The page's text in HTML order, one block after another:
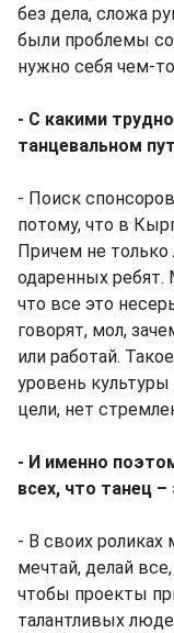
без дела, сложа
были проблемы со
нужно себя чем-
- С какими
танцевальном
- Поиск
потому, что в
Причем не
одаренных
что все это
говорят, мол,
или работай.
уровень
цели, нет
- И именно
всех, что танец
- В своих
мечтай, делай
чтобы проекты
талантливых